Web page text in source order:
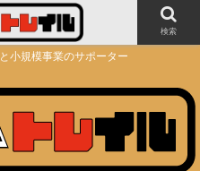
小規模事業のサポーター
検索